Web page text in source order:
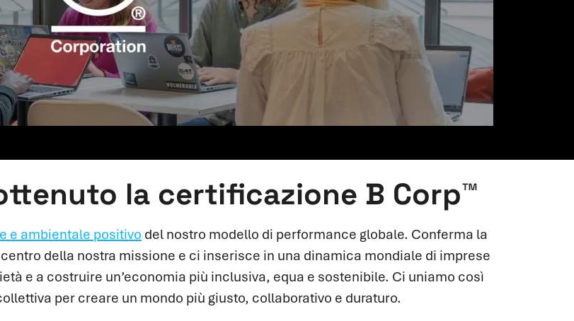
la certificazione B Corp™
e ambientale positivo del nostro modello di performance globale. Conferma la
della nostra missione e ci inserisce in una dinamica mondiale di imprese
e a costruire un’economia più inclusiva, equa e sostenibile. Ci uniamo così
per creare un mondo più giusto, collaborativo e duraturo.